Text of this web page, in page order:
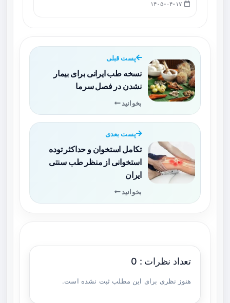
پست قبلی
نسخه طب ایرانی برای بیمار
نشدن در فصل سرما
بخوانید
پست بعدی
تکامل استخوان و حداکثر توده
استخوانی از منظر طب سنتی
ایران
بخوانید
تعداد نظرات : 0
هنوز نظری برای این مطلب ثبت نشده است.